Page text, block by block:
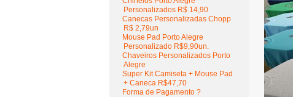
Personalizados R$ 14,90
Canecas Personalizadas Chopp
R$ 2,79un
Mouse Pad Porto Alegre
Personalizado R$9,90un.
Chaveiros Personalizados Porto
Alegre
Super Kit Camiseta + Mouse Pad
+ Caneca R$47,70
Forma de Pagamento ?